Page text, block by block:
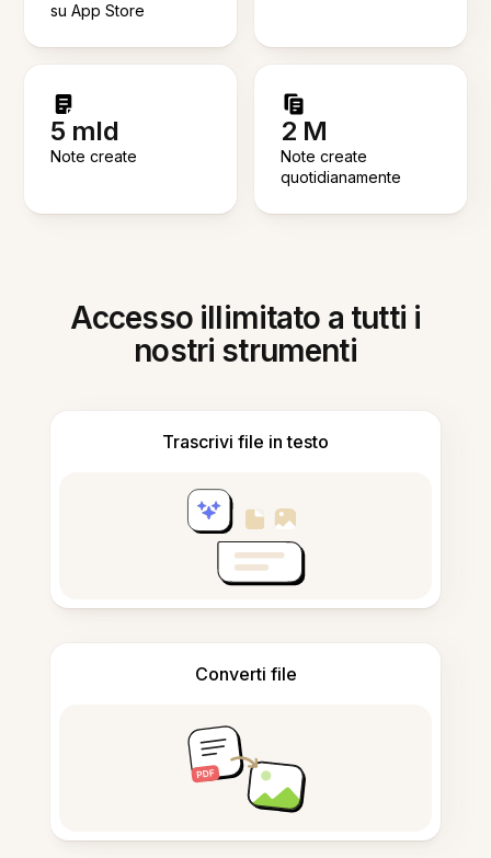
su App Store
5 mld
Note create
2 M
Note create
quotidianamente
Accesso illimitato a tutti i
nostri strumenti
Trascrivi file in testo
Converti file